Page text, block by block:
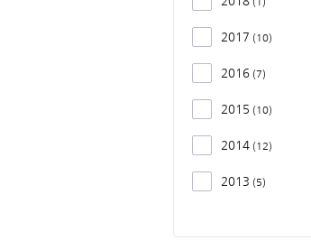
2017 10
2016 7
2015 10
2014 12
2013 5